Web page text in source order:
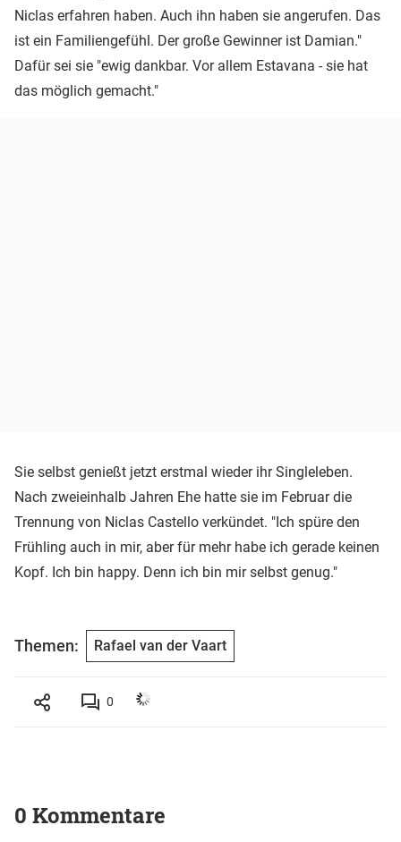
Niclas erfahren haben. Auch ihn haben sie angerufen. Das
ist ein Familiengefühl. Der große Gewinner ist Damian."
Dafür sei sie "ewig dankbar. Vor allem Estavana - sie hat
das möglich gemacht."
Sie selbst genießt jetzt erstmal wieder ihr Singleleben.
Nach zweieinhalb Jahren Ehe hatte sie im Februar die
Trennung von Niclas Castello verkündet. "Ich spüre den
Frühling auch in mir, aber für mehr habe ich gerade keinen
Kopf. Ich bin happy. Denn ich bin mir selbst genug."
Themen: Rafael van der Vaart
0
0 Kommentare